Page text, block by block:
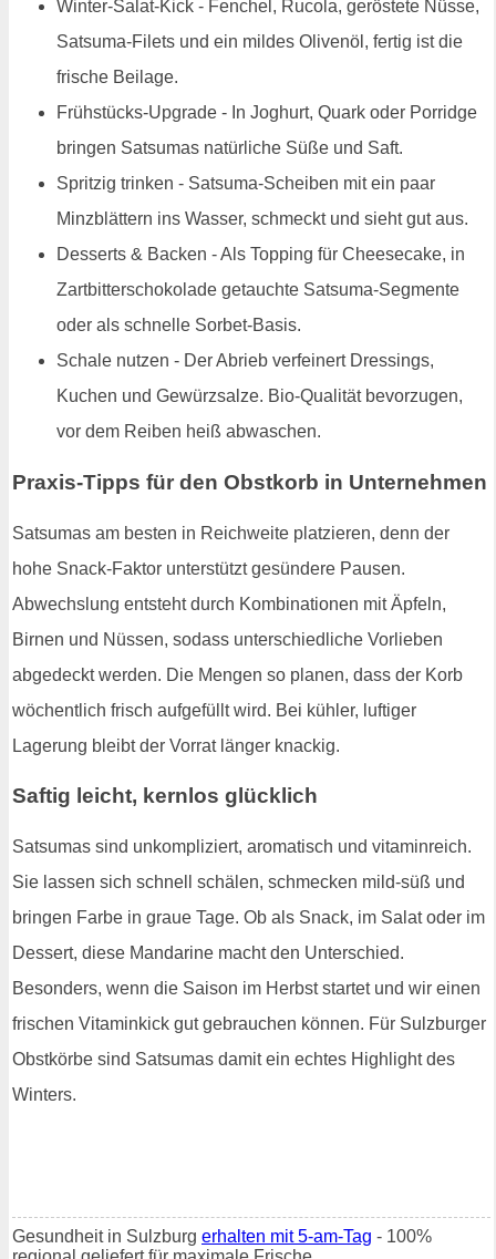
Winter-Salat-Kick - Fenchel, Rucola, geröstete Nüsse,
Satsuma-Filets und ein mildes Olivenöl, fertig ist die
frische Beilage.
Frühstücks-Upgrade - In Joghurt, Quark oder Porridge
bringen Satsumas natürliche Süße und Saft.
Spritzig trinken - Satsuma-Scheiben mit ein paar
Minzblättern ins Wasser, schmeckt und sieht gut aus.
Desserts & Backen - Als Topping für Cheesecake, in
Zartbitterschokolade getauchte Satsuma-Segmente
oder als schnelle Sorbet-Basis.
Schale nutzen - Der Abrieb verfeinert Dressings,
Kuchen und Gewürzsalze. Bio-Qualität bevorzugen,
vor dem Reiben heiß abwaschen.
Praxis-Tipps für den Obstkorb in Unternehmen
Satsumas am besten in Reichweite platzieren, denn der
hohe Snack-Faktor unterstützt gesündere Pausen.
Abwechslung entsteht durch Kombinationen mit Äpfeln,
Birnen und Nüssen, sodass unterschiedliche Vorlieben
abgedeckt werden. Die Mengen so planen, dass der Korb
wöchentlich frisch aufgefüllt wird. Bei kühler, luftiger
Lagerung bleibt der Vorrat länger knackig.
Saftig leicht, kernlos glücklich
Satsumas sind unkompliziert, aromatisch und vitaminreich.
Sie lassen sich schnell schälen, schmecken mild-süß und
bringen Farbe in graue Tage. Ob als Snack, im Salat oder im
Dessert, diese Mandarine macht den Unterschied.
Besonders, wenn die Saison im Herbst startet und wir einen
frischen Vitaminkick gut gebrauchen können. Für Sulzburger
Obstkörbe sind Satsumas damit ein echtes Highlight des
Winters.
Gesundheit in Sulzburg erhalten mit 5-am-Tag - 100%